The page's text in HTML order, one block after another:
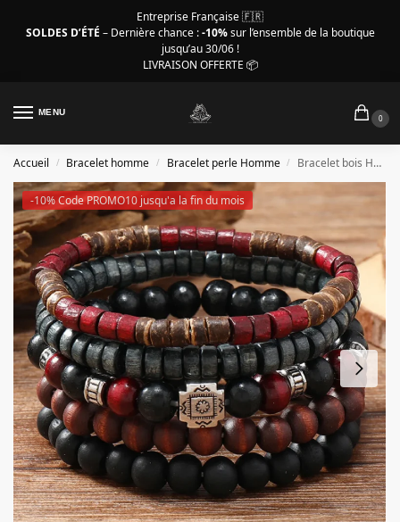
Entreprise Française 🇫🇷
SOLDES D’ÉTÉ – Dernière chance :-10%sur l’ensemble de la boutique
jusqu’au 30/06 !
LIVRAISON OFFERTE 📦
MENU
0
Accueil / Bracelet homme / Bracelet perle Homme / Bracelet bois Homme – Ensemble de 5 bracelets vintage
-10% Code PROMO10 jusqu'a la fin du mois